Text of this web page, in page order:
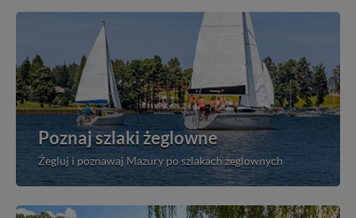
Poznaj szlaki żeglowne
Żegluj i poznawaj Mazury po szlakach żeglownych